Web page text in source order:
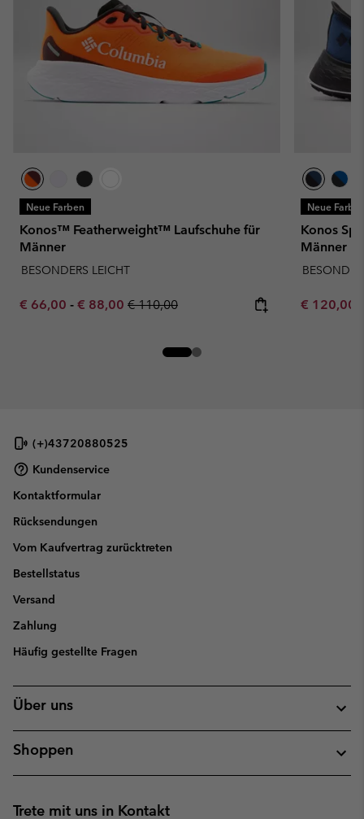
Neue Farben
Konos™ Featherweight™ Laufschuhe für
Männer
BESONDERS LEICHT
Minimum sale price:
€ 66,00 - Maximum sale price:
€ 88,00 Regular price:
€ 110,00
Neue
Konos
Männer
Minimum
€ 120,00
(+)43720880525
Kundenservice
Kontaktformular
Rücksendungen
Vom Kaufvertrag zurücktreten
Bestellstatus
Versand
Zahlung
Häufig gestellte Fragen
Über uns
Shoppen
Trete mit uns in Kontakt